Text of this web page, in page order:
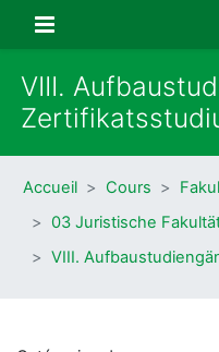
Panneau latéral
VIII.
Accueil Cours
03 Juristische
VIII.